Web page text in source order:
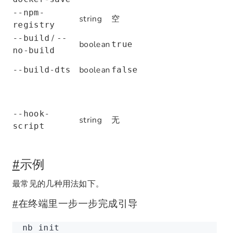
--npm-
registry
string 空
--build / --
no-build
boolean true
--build-dts boolean false
--hook-
script
string 无
#示例
最常见的几种用法如下。
#在终端里一步一步完成引导
nb init